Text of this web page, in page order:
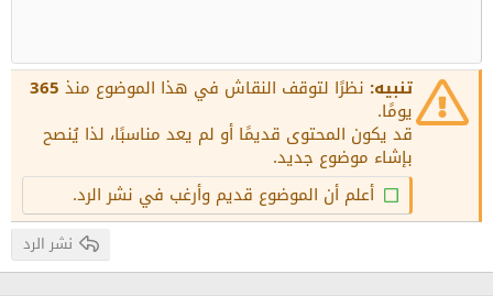
15
18
22
26
Georgia
Times New Roman
Trebuchet MS
Verdana
Justify text
عنوان 2
عنوان 3 تنبيه: نظرًا لتوقف النقاش في هذا الموضوع منذ 365
يومًا.
قد يكون المحتوى قديمًا أو لم يعد مناسبًا، لذا يُنصح
بإشاء موضوع جديد.
أعلم أن الموضوع قديم وأرغب في نشر الرد.
نشر الرد